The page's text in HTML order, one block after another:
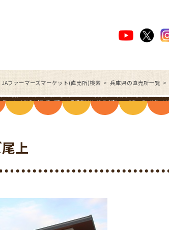
JAファーマーズマーケット(直売所)検索 兵庫県の直売所一覧
上